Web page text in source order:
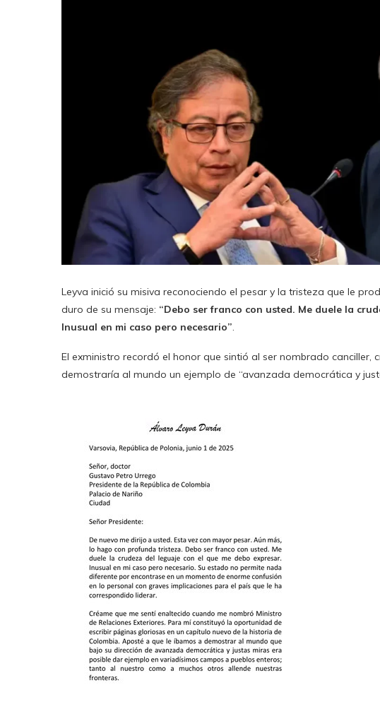
Leyva inició su misiva reconociendo el pesar y la tristeza que le
duro de su mensaje: “Debo ser franco con usted. Me duele la
Inusual en mi caso pero necesario”
El exministro recordó el honor que sintió al ser nombrado canciller,
demostraría al mundo un ejemplo de “avanzada democrática y